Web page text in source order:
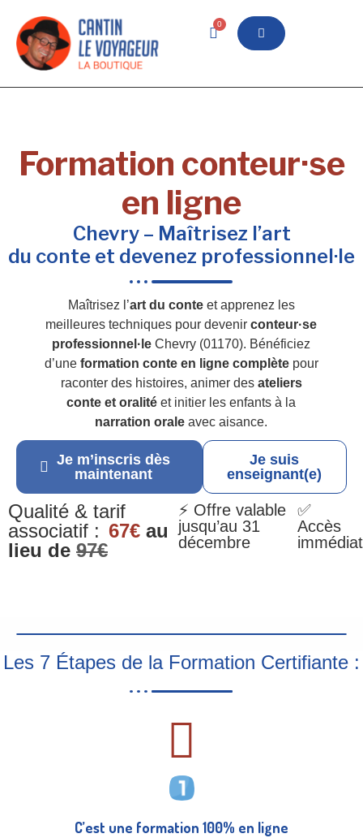
0
Formation conteur·se
en ligne
Chevry – Maîtrisez l’art
du conte et devenez professionnel·le
Maîtrisez l’art du conteet apprenez les
meilleures techniques pour devenirconteur·se
professionnel·le Chevry (01170). Bénéficiez
d’une formation conte en ligne complètepour
raconter des histoires, animer des ateliers
conte et oralité et initier les enfants à la
narration orale avec aisance.
Je m’inscris dès
maintenant
Je suis
enseignant(e)
Qualité & tarif
associatif : 67€ au
lieu de 97€
⚡ Offre valable
jusqu’au 31
décembre
✅
Accès
immédiat
Les 7 Étapes de la Formation Certifiante :
C’est une formation 100% en ligne